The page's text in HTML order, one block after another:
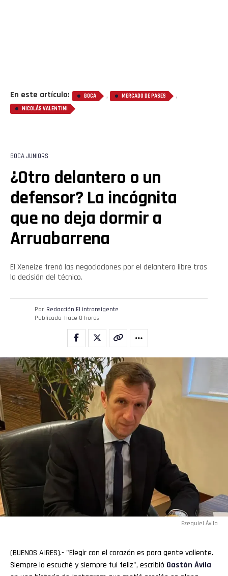
En este artículo: BOCA , MERCADO DE PASES ,
NICOLÁS VALENTINI
BOCA JUNIORS
¿Otro delantero o un
defensor? La incógnita
que no deja dormir a
Arruabarrena
El Xeneize frenó las negociaciones por el delantero libre tras
la decisión del técnico.
Por Redacción El intransigente
Publicado hace 8 horas
Ezequiel Ávila
(BUENOS AIRES).- "Elegir con el corazón es para gente valiente.
Siempre lo escuché y siempre fui feliz", escribió Gastón Ávila